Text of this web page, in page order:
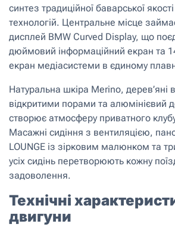
синтез традиційної баварської
технологій. Центральне місце
дисплей BMW Curved Display, що
дюймовий інформаційний екран та
екран медіасистеми в єдиному
Натуральна шкіра Merino, дерев’яні
відкритими порами та алюмінієвий
створює атмосферу приватного
Масажні сидіння з вентиляцією,
LOUNGE із зірковим малюнком та
усіх сидінь перетворюють кожну
задоволення.
Технічні
двигуни